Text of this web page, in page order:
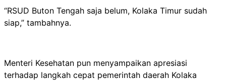
“RSUD Buton Tengah saja belum, Kolaka Timur sudah
siap,” tambahnya.
Menteri Kesehatan pun menyampaikan apresiasi
terhadap langkah cepat pemerintah daerah Kolaka